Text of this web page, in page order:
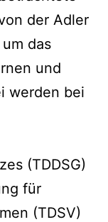
der Adler
das
und
werden bei
(TDDSG)
für
(TDSV)